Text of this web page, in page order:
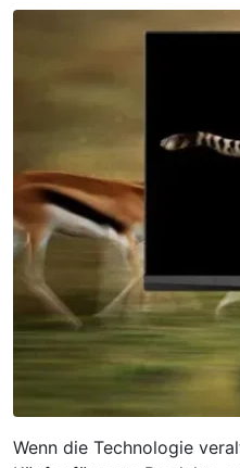
Wenn die Technologie